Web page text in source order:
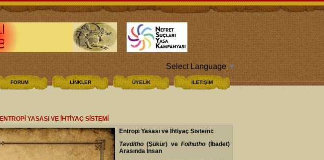
Select Language ▼
FORUM LİNKLER ÜYELİK İLETİŞİM
ENTROPİ YASASI VE İHTİYAÇ SİSTEMİ
Entropi Yasası ve İhtiyaç Sistemi:
Tavditho (Şükür) ve Folhutho(İbadet)
Arasında İnsan